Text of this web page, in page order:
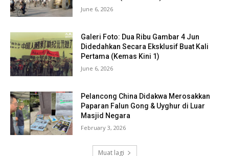
June 6, 2026
Galeri Foto: Dua Ribu Gambar 4 Jun
Didedahkan Secara Eksklusif Buat Kali
Pertama (Kemas Kini 1)
June 6, 2026
Pelancong China Didakwa Merosakkan
Paparan Falun Gong & Uyghur di Luar
Masjid Negara
February 3, 2026
Muat lagi